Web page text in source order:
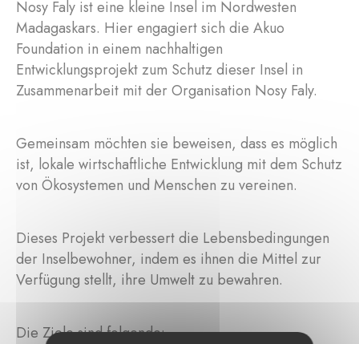
Nosy Faly ist eine kleine Insel im Nordwesten
Madagaskars. Hier engagiert sich die Akuo
Foundation in einem nachhaltigen
Entwicklungsprojekt zum Schutz dieser Insel in
Zusammenarbeit mit der Organisation Nosy Faly.
Gemeinsam möchten sie beweisen, dass es möglich
ist, lokale wirtschaftliche Entwicklung mit dem Schutz
von Ökosystemen und Menschen zu vereinen.
Dieses Projekt verbessert die Lebensbedingungen
der Inselbewohner, indem es ihnen die Mittel zur
Verfügung stellt, ihre Umwelt zu bewahren.
Die Ziele sind folgende: